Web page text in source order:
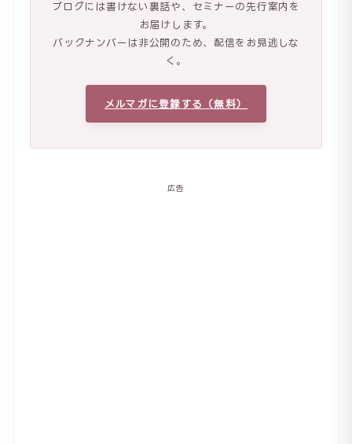
ブログには書けない裏話や、セミナーの先行案内を
お届けします。
バックナンバーは非公開のため、配信をお見逃しな
く。
メルマガに登録する（無料）
広告